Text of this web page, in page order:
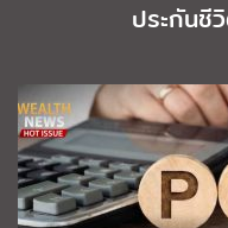
ประกันชี